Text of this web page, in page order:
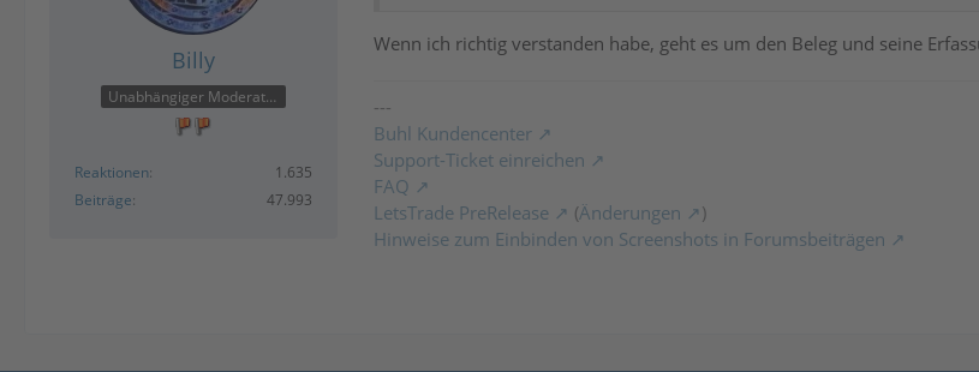
Billy
Unabhängiger Moderator
Reaktionen
1.635
Beiträge
47.993
Wenn ich richtig verstanden habe, geht es um den Beleg und seine
---
Buhl Kundencenter
Support-Ticket einreichen
FAQ
LetsTrade PreRelease
(Änderungen
)
Hinweise zum Einbinden von Screenshots in Forumsbeiträgen